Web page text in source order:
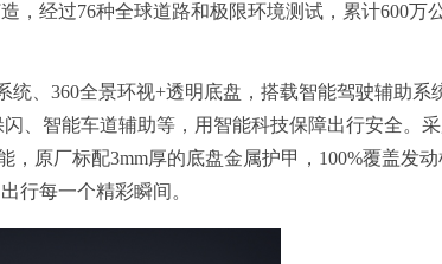
，经过76种全球道路和极限环境测试，累计600万
、360全景环视+透明底盘，搭载智能驾驶辅助系
、智能车道辅助等，用智能科技保障出行安全。
原厂标配3mm厚的底盘金属护甲，100%覆盖发动
行每一个精彩瞬间。